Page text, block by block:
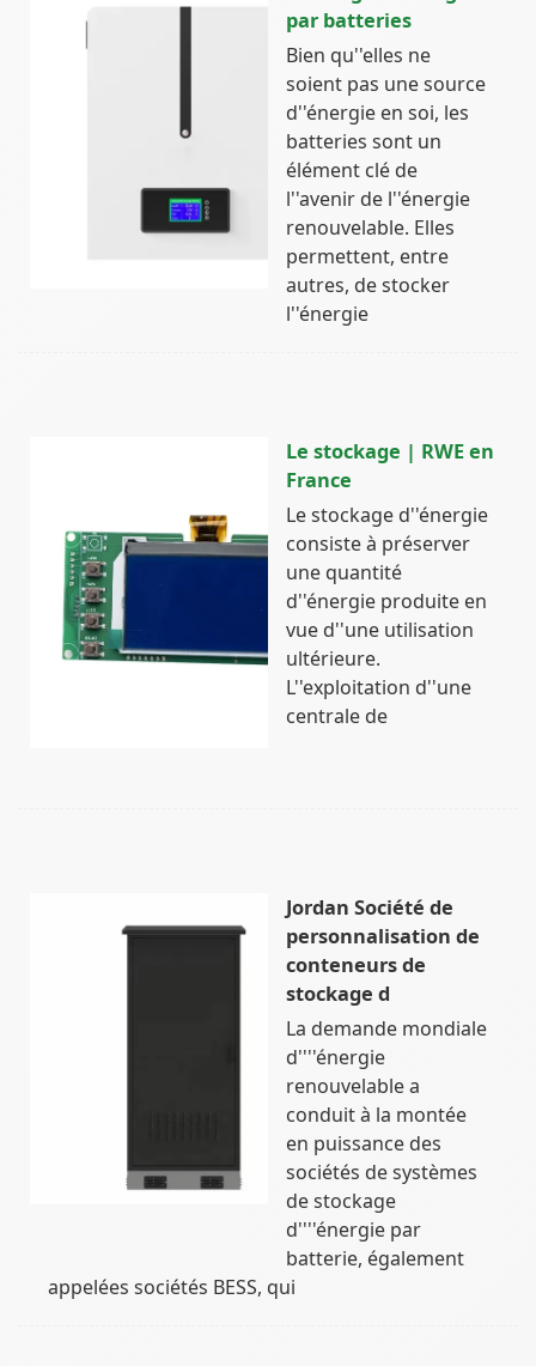
par batteries
Bien qu''elles ne
soient pas une source
d''énergie en soi, les
batteries sont un
élément clé de
l''avenir de l''énergie
renouvelable. Elles
permettent, entre
autres, de stocker
l''énergie
Le stockage | RWE en
France
Le stockage d''énergie
consiste à préserver
une quantité
d''énergie produite en
vue d''une utilisation
ultérieure.
L''exploitation d''une
centrale de
Jordan Société de
personnalisation de
conteneurs de
stockage d
La demande mondiale
d''''énergie
renouvelable a
conduit à la montée
en puissance des
sociétés de systèmes
de stockage
d''''énergie par
batterie, également
appelées sociétés BESS, qui